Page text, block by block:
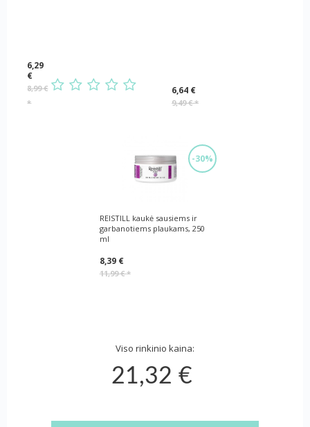
6,29
€
8,99 €
*
6,64 €
9,49 €*
-30%
REISTILL kaukė sausiems ir
garbanotiems plaukams, 250
ml
8,39 €
11,99 €*
Viso rinkinio kaina:
21,32 €